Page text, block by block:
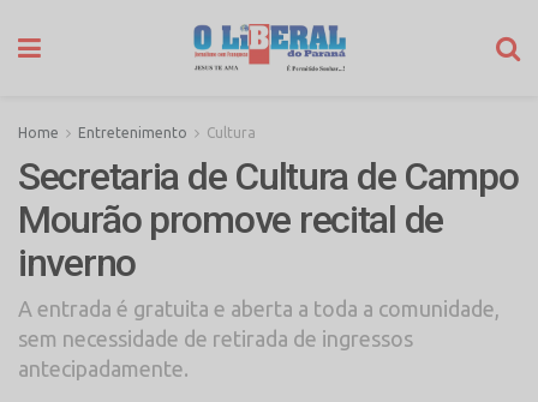
Home Entretenimento Cultura
Secretaria de Cultura de Campo
Mourão promove recital de
inverno
A entrada é gratuita e aberta a toda a comunidade,
sem necessidade de retirada de ingressos
antecipadamente.